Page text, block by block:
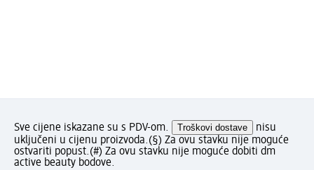
Sve cijene iskazane su s PDV-om. Troškovi dostave
nisu
uključeni u cijenu proizvoda.(§) Za ovu stavku nije moguće
ostvariti popust.(#) Za ovu stavku nije moguće dobiti dm
active beauty bodove.